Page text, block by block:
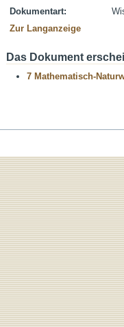
Dokumentart:
Zur Langanzeige
Das Dokument
7 Mathematisch-